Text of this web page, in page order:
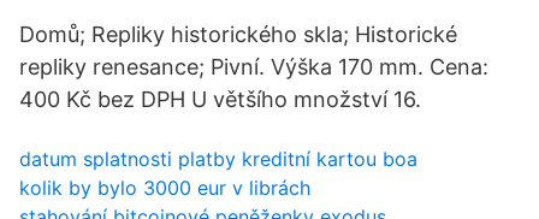
Domů; Repliky historického skla; Historické
repliky renesance; Pivní. Výška 170 mm. Cena:
400 Kč bez DPH U většího množství 16.
datum splatnosti platby kreditní kartou boa
kolik by bylo 3000 eur v librách